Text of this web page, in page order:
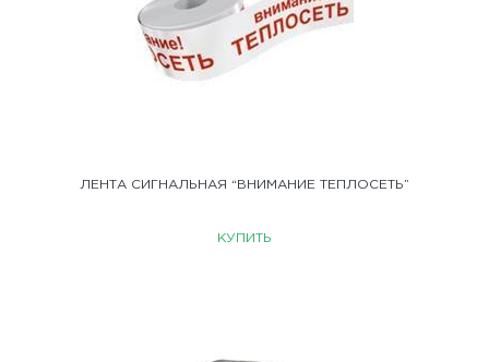
ЛЕНТА СИГНАЛЬНАЯ “ВНИМАНИЕ ТЕПЛОСЕТЬ”
КУПИТЬ